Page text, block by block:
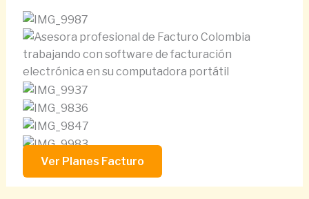
Ver Planes Facturo